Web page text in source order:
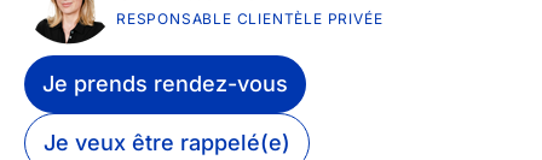
RESPONSABLE CLIENTÈLE PRIVÉE
Je prends rendez-vous
Je veux être rappelé(e)